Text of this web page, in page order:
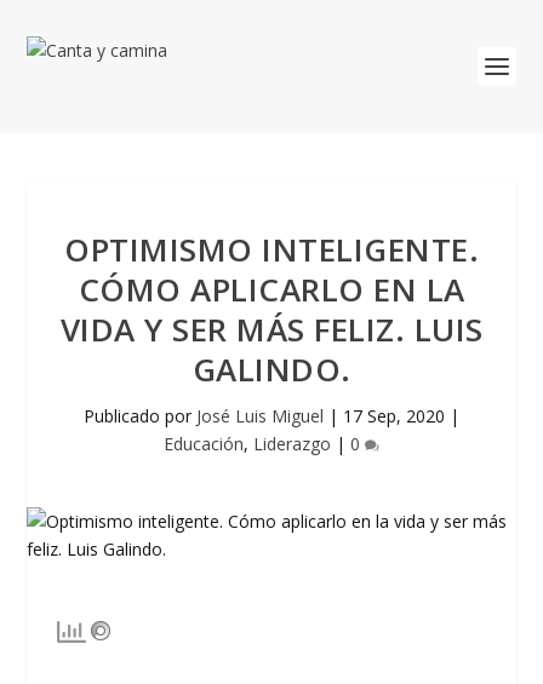
OPTIMISMO INTELIGENTE.
CÓMO APLICARLO EN LA
VIDA Y SER MÁS FELIZ. LUIS
GALINDO.
Publicado por José Luis Miguel | 17 Sep, 2020 |
Educación, Liderazgo | 0